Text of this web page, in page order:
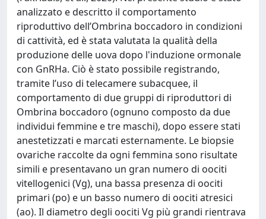
analizzato e descritto il comportamento
riproduttivo dell’Ombrina boccadoro in condizioni
di cattività, ed è stata valutata la qualità della
produzione delle uova dopo l'induzione ormonale
con GnRHa. Ciò è stato possibile registrando,
tramite l’uso di telecamere subacquee, il
comportamento di due gruppi di riproduttori di
Ombrina boccadoro (ognuno composto da due
individui femmine e tre maschi), dopo essere stati
anestetizzati e marcati esternamente. Le biopsie
ovariche raccolte da ogni femmina sono risultate
simili e presentavano un gran numero di oociti
vitellogenici (Vg), una bassa presenza di oociti
primari (po) e un basso numero di oociti atresici
(ao). Il diametro degli oociti Vg più grandi rientrava